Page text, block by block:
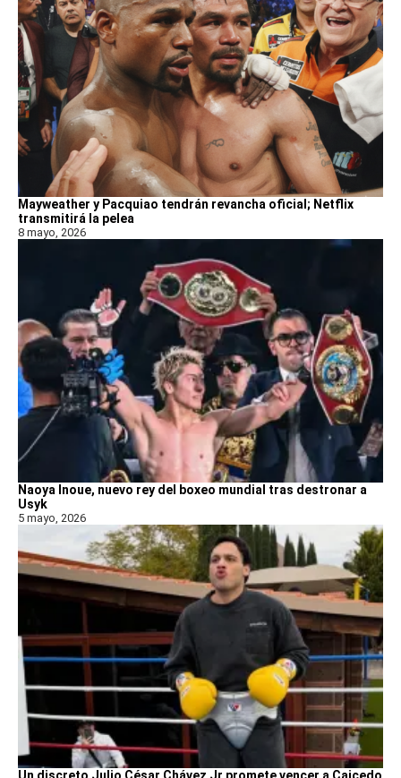
Mayweather y Pacquiao tendrán revancha oficial; Netflix
transmitirá la pelea
8 mayo, 2026
Naoya Inoue, nuevo rey del boxeo mundial tras destronar a
Usyk
5 mayo, 2026
Un discreto Julio César Chávez Jr promete vencer a Caicedo